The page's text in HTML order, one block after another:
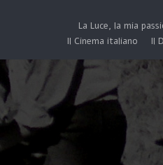
La Luce, la mia
Il Cinema italiano
Il